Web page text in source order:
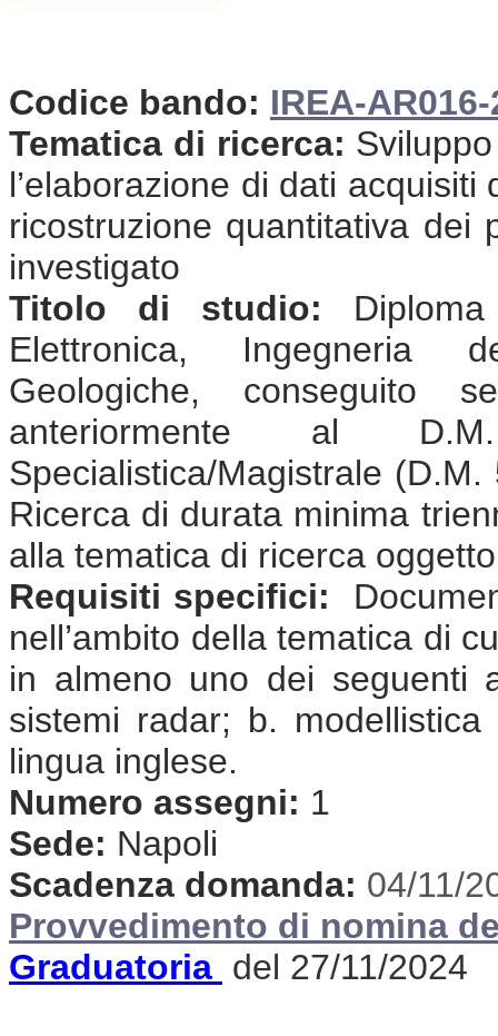
Codice bando: IREA-
Tematica di ricerca:
l’elaborazione di dati
ricostruzione quantitativa dei
investigato
Titolo di studio:
Elettronica, Ingegneria
Geologiche, conseguito
anteriormente al
Specialistica/Magistrale
Ricerca di durata minima
alla tematica di ricerca
Requisiti specifici:
nell’ambito della tematica di
in almeno uno dei seguenti
sistemi radar; b. modellistica
lingua inglese.
Numero assegni: 1
Sede: Napoli
Scadenza domanda: 04/11/
Provvedimento di nomina
Graduatoria del 27/11/2024